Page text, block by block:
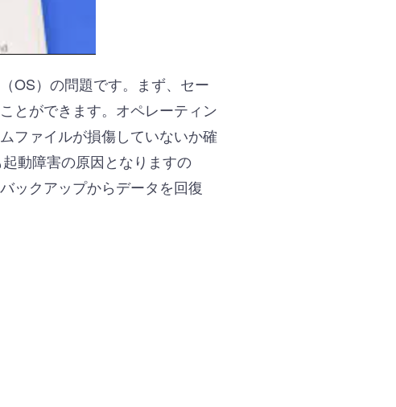
OS）の問題です。まず、セー
とができます。オペレーティン
ファイルが損傷していないか確
動障害の原因となりますの
ックアップからデータを回復